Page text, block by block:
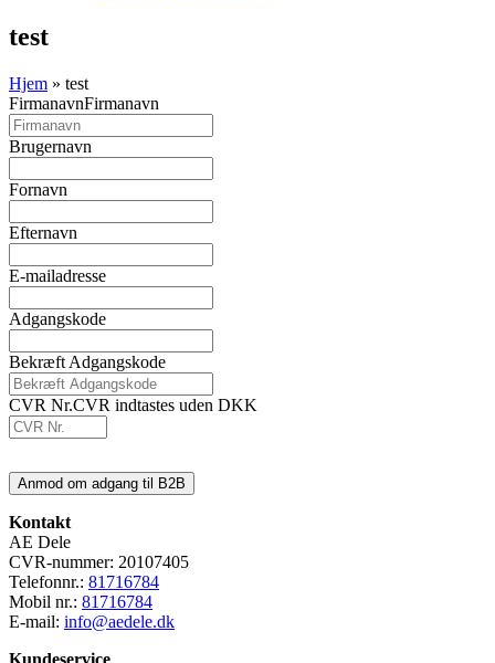
test
Hjem » test
FirmanavnFirmanavn
Brugernavn
Fornavn
Efternavn
E-mailadresse
Adgangskode
Bekræft Adgangskode
CVR Nr.CVR indtastes uden DKK
Kontakt
AE Dele
CVR-nummer: 20107405
Telefonnr.: 81716784
Mobil nr.: 81716784
E-mail: info@aedele.dk
Kundeservice